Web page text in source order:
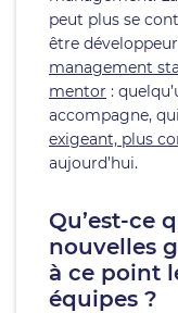
peut plus se
être
management
mentor :
accompagne,
exigeant, plus
aujourd’hui.
Qu’est-ce
nouvelles
à ce point
équipes ?